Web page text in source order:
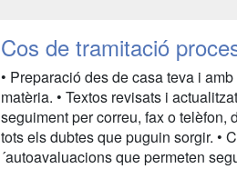
Cos de tramitació
• Preparació des de casa teva i
matèria. • Textos revisats i
seguiment per correu, fax o telèfon,
tots els dubtes que puguin sorgir. •
´autoavaluacions que permeten